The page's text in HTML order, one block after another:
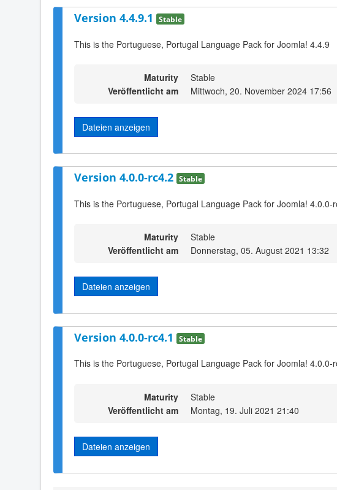
Version 4.4.9.1 Stable
This is the Portuguese, Portugal Language Pack for Joomla! 4.4.9
Maturity
Stable
Veröffentlicht am
Mittwoch, 20. November 2024 17:56
Dateien anzeigen
Version 4.0.0-rc4.2 Stable
This is the Portuguese, Portugal Language Pack for Joomla! 4.0.0-
Maturity
Stable
Veröffentlicht am
Donnerstag, 05. August 2021 13:32
Dateien anzeigen
Version 4.0.0-rc4.1 Stable
This is the Portuguese, Portugal Language Pack for Joomla! 4.0.0-
Maturity
Stable
Veröffentlicht am
Montag, 19. Juli 2021 21:40
Dateien anzeigen